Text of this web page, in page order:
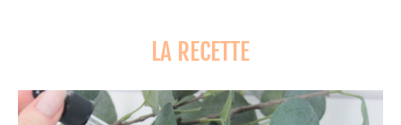
LA RECETTE